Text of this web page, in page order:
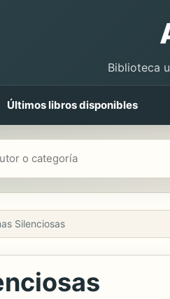
Biblioteca
Últimos libros disponibles
Silenciosas